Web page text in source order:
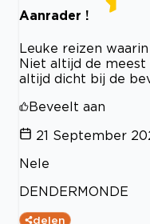
Aanrader !
Leuke reizen
Niet altijd de
altijd dicht bij de
Beveelt aan
21 September
Nele
DENDERMONDE
delen